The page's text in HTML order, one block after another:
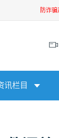
防诈骗
讯栏目